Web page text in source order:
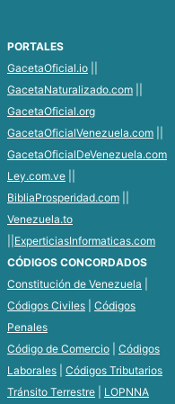
PORTALES
GacetaOficial.io
GacetaNaturalizado.com
GacetaOficial.org
GacetaOficialVenezuela.com
GacetaOficialDeVenezuela.com
Ley.com.ve
BibliaProsperidad.com
Venezuela.to
ExperticiasInformaticas.com
CÓDIGOS CONCORDADOS
Constitución de Venezuela
Códigos Civiles
Códigos
Penales
Código de Comercio
Códigos
Laborales
Códigos Tributarios
Tránsito Terrestre
LOPNNA